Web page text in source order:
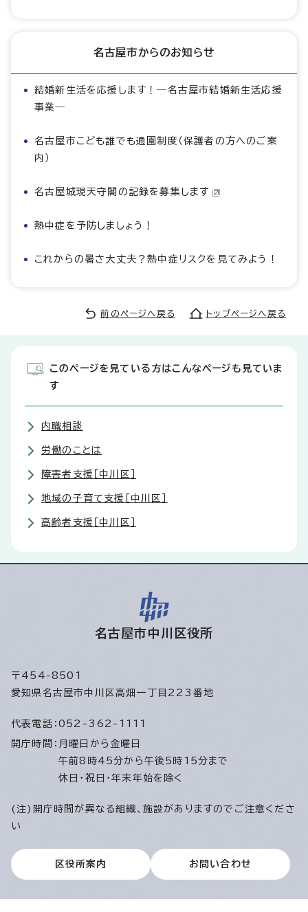
名古屋市からのお知らせ
結婚新生活を応援します！―名古屋市結婚新生活応援
事業―
名古屋市こども誰でも通園制度（保護者の方へのご案
内）
名古屋城現天守閣の記録を募集します
熱中症を予防しましょう！
これからの暑さ大丈夫？熱中症リスクを見てみよう！
前のページへ戻る トップページへ戻る
このページを見ている方はこんなページも見ていま
す
内職相談
労働のことは
障害者支援［中川区］
地域の子育て支援［中川区］
高齢者支援［中川区］
名古屋市中川区役所
〒454-8501
愛知県名古屋市中川区高畑一丁目223番地
代表電話： 052-362-1111
開庁時間： 月曜日から金曜日
午前8時45分から午後5時15分まで
休日・祝日・年末年始を除く
(注)開庁時間が異なる組織、施設がありますのでご注意くださ
い
区役所案内 お問い合わせ